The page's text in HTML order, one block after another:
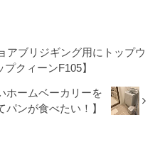
アブリジギング用にトップウ
クィーンF105】
ホームベーカリーを
ンが食べたい！】